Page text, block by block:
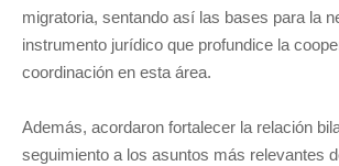
migratoria, sentando así las bases para la
instrumento jurídico que profundice la
coordinación en esta área.
Además, acordaron fortalecer la relación
seguimiento a los asuntos más relevantes